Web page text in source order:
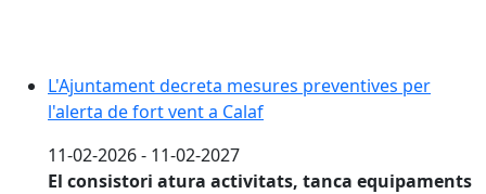
L'Ajuntament decreta mesures preventives per
l'alerta de fort vent a Calaf
11-02-2026 - 11-02-2027
El consistori atura activitats, tanca equipaments